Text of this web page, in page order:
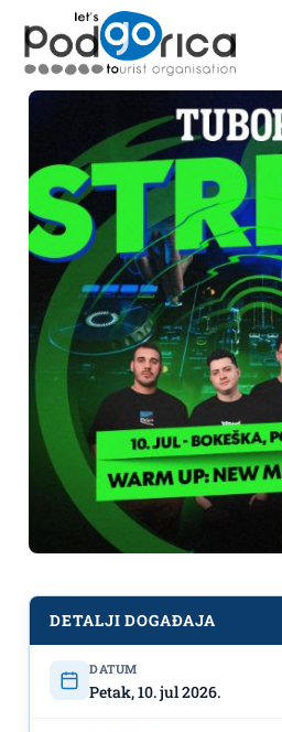
Prvi beatovi Tuborg
,,New Millennium"
DETALJI DOGAĐAJA
DATUM
Petak, 10. jul 2026.